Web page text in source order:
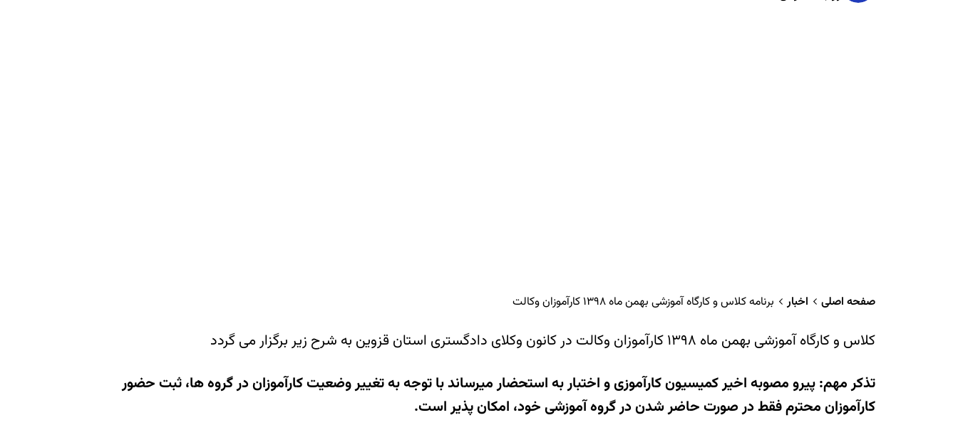
صفحه اصلی اخبار برنامه کلاس و کارگاه آموزشی بهمن ماه ۱۳۹۸ کارآموزان وکالت
کلاس و کارگاه آموزشی بهمن ماه ۱۳۹۸ کارآموزان وکالت در کانون وکلای دادگستری استان قزوین به شرح زیر برگزار می گردد
تذکر مهم: پیرو مصوبه اخیر کمیسیون کارآموزی و اختبار به استحضار میرساند با توجه به تغییر وضعیت کارآموزان در گروه ها، ثبت حضور
کارآموزان محترم فقط در صورت حاضر شدن در گروه آموزشی خود، امکان پذیر است.